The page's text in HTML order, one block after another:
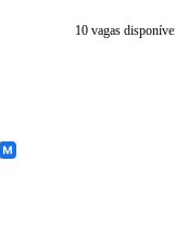
10 vagas